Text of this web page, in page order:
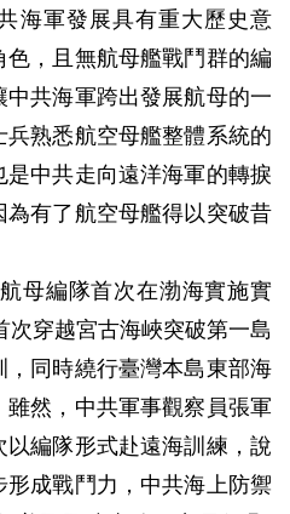
海軍發展具有重大歷史意
，且無航母艦戰鬥群的編
共海軍跨出發展航母的一
熟悉航空母艦整體系統的
中共走向遠洋海軍的轉捩
有了航空母艦得以突破昔
母編隊首次在渤海實施實
次穿越宮古海峽突破第一島
同時繞行臺灣本島東部海
然，中共軍事觀察員張軍
編隊形式赴遠海訓練，說
成戰鬥力，中共海上防禦